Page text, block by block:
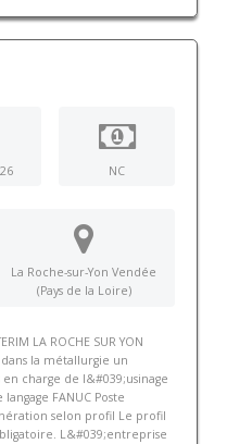
NC
La Roche-sur-Yon Vendée
(Pays de la Loire)
LA ROCHE SUR YON
la métallurgie un
en charge de l&#039;usinage
FANUC Poste
selon profil Le profil
L&#039;entreprise